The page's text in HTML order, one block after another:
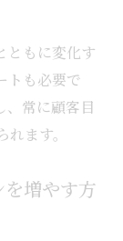
ともに変化す
トも必要で
、常に顧客目
ます。
増やす方